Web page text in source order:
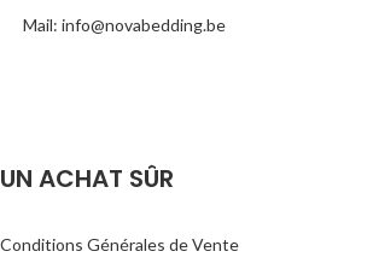
Mail: info@novabedding.be
UN ACHAT SÛR
Conditions Générales de Vente